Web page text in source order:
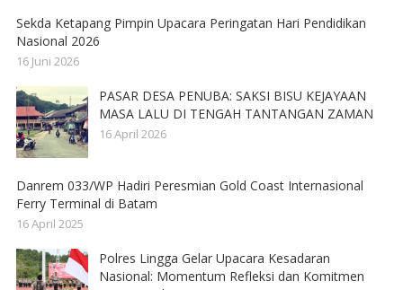
Sekda Ketapang Pimpin Upacara Peringatan Hari Pendidikan
Nasional 2026
16 Juni 2026
PASAR DESA PENUBA: SAKSI BISU KEJAYAAN
MASA LALU DI TENGAH TANTANGAN ZAMAN
16 April 2026
Danrem 033/WP Hadiri Peresmian Gold Coast Internasional
Ferry Terminal di Batam
16 April 2025
Polres Lingga Gelar Upacara Kesadaran
Nasional: Momentum Refleksi dan Komitmen